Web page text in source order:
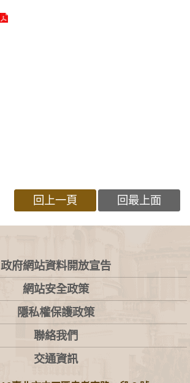
回上一頁 回最上面
政府網站資料開放宣告
網站安全政策
隱私權保護政策
聯絡我們
交通資訊